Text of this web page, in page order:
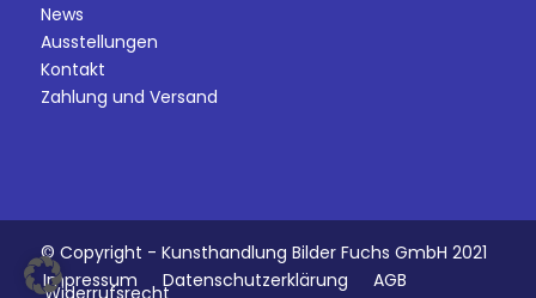
News
Ausstellungen
Kontakt
Zahlung und Versand
© Copyright - Kunsthandlung Bilder Fuchs GmbH 2021
Impressum
Datenschutzerklärung AGB
Widerrufsrecht